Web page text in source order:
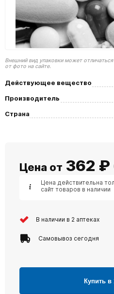
Внешний вид упаковки может отличаться
от фото на сайте.
Действующее вещество
Производитель
Страна
Цена от 362 ₽
Цена действительна
сайт товаров в наличии
В наличии в 2 аптеках
Самовывоз сегодня
Купить в